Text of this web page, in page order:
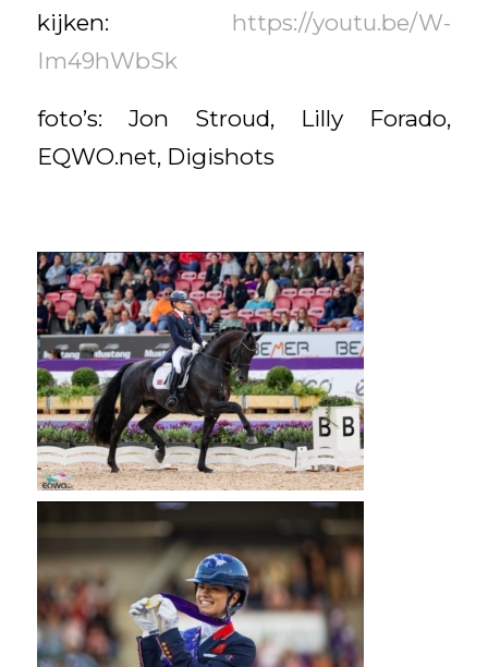
kijken: https://youtu.be/W-
Im49hWbSk
foto’s: Jon Stroud, Lilly Forado,
EQWO.net, Digishots